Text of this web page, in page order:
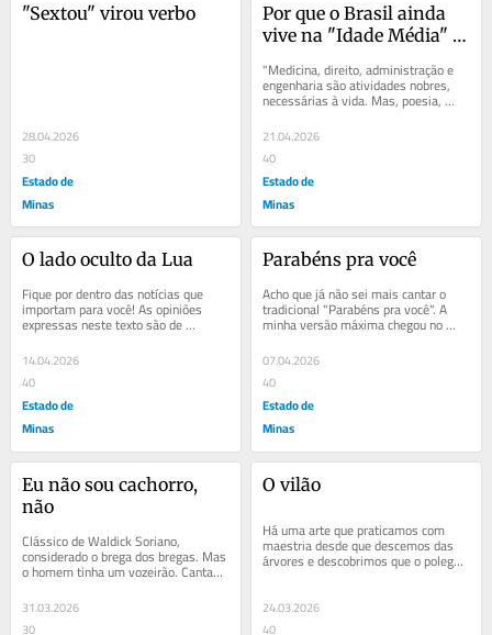
"Sextou" virou verbo
28.04.2026
30
Estado de
Minas
Por que o Brasil ainda
vive na "Idade Média"
"Medicina, direito, administração e
engenharia são atividades nobres,
necessárias à vida. Mas, poesia,
beleza, romance, amor, são as
coisas...
21.04.2026
40
Estado de
Minas
O lado oculto da Lua
Fique por dentro das notícias que
importam para você! As opiniões
expressas neste texto são de
responsabilidade exclusiva do(a)
autor(a) e não...
14.04.2026
40
Estado de
Minas
Parabéns pra você
Acho que já não sei mais cantar o
tradicional "Parabéns pra você". A
minha versão máxima chegou no
"com quem será?" para o...
07.04.2026
40
Estado de
Minas
Eu não sou cachorro,
não
Clássico de Waldick Soriano,
considerado o brega dos bregas. Mas
o homem tinha um vozeirão. Cantava
recurso...
31.03.2026
30
O vilão
Há uma arte que praticamos com
maestria desde que descemos das
árvores e descobrimos que o polegar
opositor serve não apenas para
24.03.2026
40